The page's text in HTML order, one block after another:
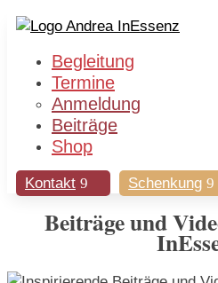
Begleitung
Termine
Anmeldung
Beiträge
Shop
Kontakt Schenkung
Beiträge und